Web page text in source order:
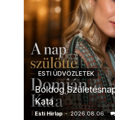
ESTI ÜDVÖZLETEK
Boldog
Kata
Esti Hírlap - 2026.08.06.